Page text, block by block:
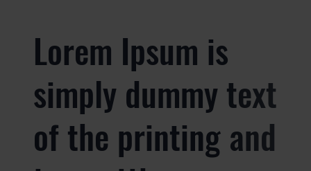
Lorem Ipsum is
simply dummy text
of the printing and